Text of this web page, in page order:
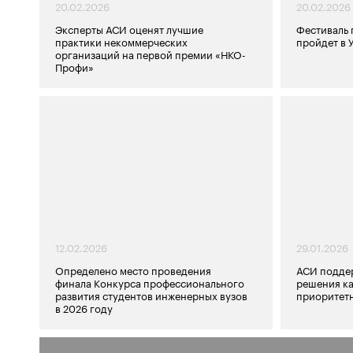
20.02.2026
Эксперты АСИ оценят лучшие
практики некоммерческих
организаций на первой премии «НКО-
Профи»
20.02.2026
Фестиваль
пройдет в
12.02.2026
Определено место проведения
финала Конкурса профессионального
развития студентов инженерных вузов
в 2026 году
29.01.2026
АСИ
решения